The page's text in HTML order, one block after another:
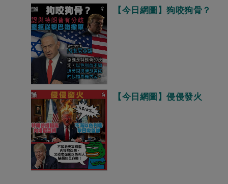
【今日網圖】狗咬狗骨？
【今日網圖】侵侵發火